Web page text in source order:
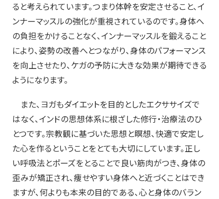
ると考えられています。つまり体幹を安定させること、イ
ンナーマッスルの強化が重視されているのです。身体へ
の負担をかけることなく、インナーマッスルを鍛えること
により、姿勢の改善へとつながり、身体のパフォーマンス
を向上させたり、ケガの予防に大きな効果が期待できる
ようになります。
また、ヨガもダイエットを目的としたエクササイズで
はなく、インドの思想体系に根ざした修行・治療法のひ
とつです。宗教観に基づいた思想と瞑想、快適で安定し
た心を作るということをとても大切にしています。正し
い呼吸法とポーズをとることで良い筋肉がつき、身体の
歪みが矯正され、痩せやすい身体へと近づくことはでき
ますが、何よりも本来の目的である、心と身体のバラン